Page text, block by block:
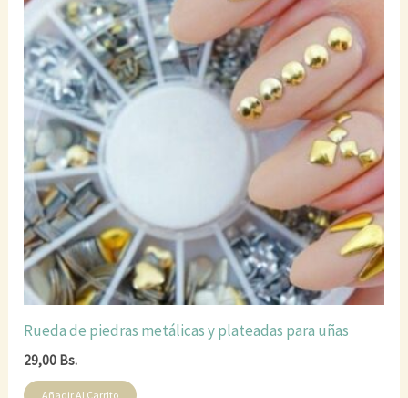
Rueda de piedras metálicas y plateadas para uñas
29,00 Bs.
Añadir Al Carrito